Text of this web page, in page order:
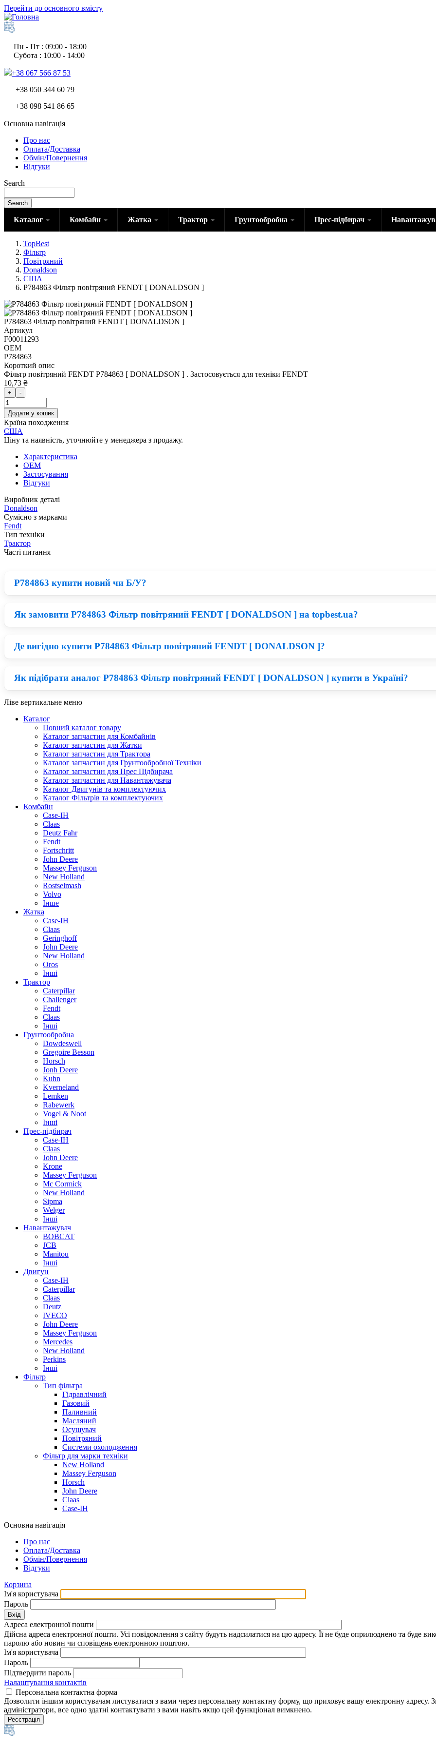
Перейти до основного вмісту
Пн - Пт : 09:00 - 18:00
Субота : 10:00 - 14:00
+38 067 566 87 53
+38 050 344 60 79
+38 098 541 86 65
Основна навігація
Про нас
Оплата/Доставка
Обмін/Повернення
Відгуки
Search
Search
Каталог Комбайн Жатка Трактор Грунтообробна Прес-підбирач
TopBest
Фільтр
Повітряний
Donaldson
США
P784863 Фільтр повітряний FENDT [ DONALDSON ]
P784863 Фільтр повітряний FENDT [ DONALDSON ]
Артикул
F00011293
OEM
P784863
Короткий опис
Фільтр повітряний FENDT P784863 [ DONALDSON ] . Застосовується для техніки FENDT
10,73 ₴
+ -
Додати у кошик
Країна походження
США
Ціну та наявність, уточнюйте у менеджера з продажу.
Характеристика
OEM
Застосування
Відгуки
Виробник деталі
Donaldson
Сумісно з марками
Fendt
Тип техніки
Трактор
Часті питання
P784863 купити новий чи Б/У?
Нові деталі Donaldson приблизно на 23% дорожчі ніж відновлені запчастини для сільськогосподарської техніки, тому все
вийти з ладу в короткий термін, а якщо встановити нові запчастини Donaldson, Ви зможете бути впевнені, що прослужать
Як замовити P784863 Фільтр повітряний FENDT [ DONALDSON ] на topbest.ua?
Придбати P784863 можна у нашому каталозі: запчастини на Трактор. По завершенню замовлення Вам зателефонує наш
FENDT [ DONALDSON ] по вигідній ціні з доставкою в Київ, Харків, Львів.
Де вигідно купити P784863 Фільтр повітряний FENDT [ DONALDSON ]?
Зараз на ринку великий вибір запчастини на Трактор Fendt, на перший погляд, придбати Фільтр Donaldson по вигідній ціні
запчастини Donaldson по одній із найнижчих цін на ринку.
Як підібрати аналог P784863 Фільтр повітряний FENDT [ DONALDSON ] купити в Україні?
Для того, щоб обрати якісний аналог Фільтр Donaldson потрібно розуміти, що дешеві деталі для техніки володіють меншим
матеріалів. Відповідно при правильному співвідношенні ціни та якості можна придбати запчастини для Fendt по ціни в два
Ліве вертикальне меню
Каталог
Повний каталог товару
Каталог запчастин для Комбайнів
Каталог запчастин для Жатки
Каталог запчастин для Трактора
Каталог запчастин для Грунтообробної Техніки
Каталог запчастин для Прес Підбирача
Каталог запчастин для Навантажувача
Каталог Двигунів та комплектуючих
Каталог Фільтрів та комплектуючих
Комбайн
Case-IH
Claas
Deutz Fahr
Fendt
Fortschritt
John Deere
Massey Ferguson
New Holland
Rostselmash
Volvo
Інше
Жатка
Case-IH
Claas
Geringhoff
John Deere
New Holland
Oros
Інші
Трактор
Caterpillar
Challenger
Fendt
Claas
Інші
Грунтообробна
Dowdeswell
Gregoire Besson
Horsch
Jonh Deere
Kuhn
Kverneland
Lemken
Rabewerk
Vogel & Noot
Інші
Прес-підбирач
Case-IH
Claas
John Deere
Krone
Massey Ferguson
Mc Cormick
New Holland
Sipma
Welger
Інші
Навантажувач
BOBCAT
JCB
Manitou
Інші
Двигун
Case-IH
Caterpillar
Claas
Deutz
IVECO
John Deere
Massey Ferguson
Mercedes
New Holland
Perkins
Інші
Фільтр
Тип фільтра
Гідравлічний
Газовий
Паливний
Масляний
Осушувач
Повітряний
Системи охолодження
Фільтр для марки техніки
New Holland
Massey Ferguson
Horsch
John Deere
Claas
Case-IH
Основна навігація
Про нас
Оплата/Доставка
Обмін/Повернення
Відгуки
Корзина
Ім'я користувача
Пароль
Вхід
Адреса електронної пошти
Дійсна адреса електронної пошти. Усі повідомлення з сайту будуть надсилатися на цю адресу. Її не буде оприлюднено та
паролю або новин чи сповіщень електронною поштою.
Ім'я користувача
Пароль
Підтвердити пароль
Налаштування контактів
Персональна контактна форма
Дозволити іншим користувачам листуватися з вами через персональну контактну форму, що приховує вашу електронну адресу.
адміністратори, все одно здатні контактувати з вами навіть якщо цей функціонал вимкнено.
Реєстрація